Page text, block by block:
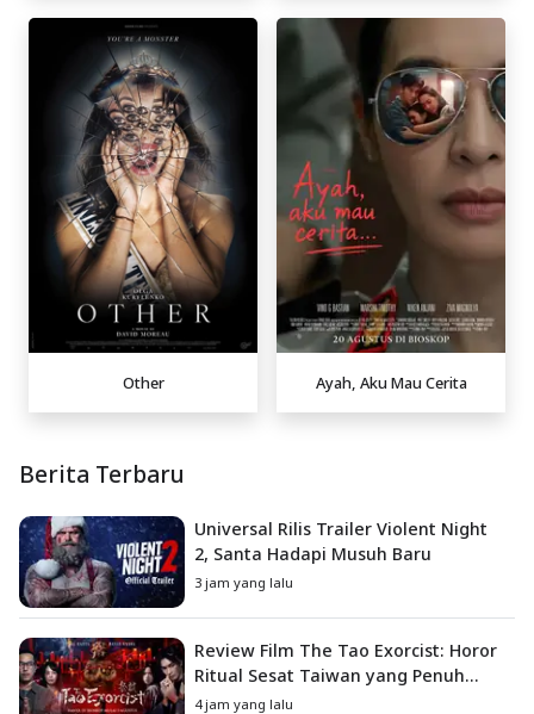
Other Ayah, Aku Mau Cerita
Berita Terbaru
Universal Rilis Trailer Violent Night
2, Santa Hadapi Musuh Baru
3 jam yang lalu
Review Film The Tao Exorcist: Horor
Ritual Sesat Taiwan yang Penuh
Misteri dan Teror Psikologis
4 jam yang lalu